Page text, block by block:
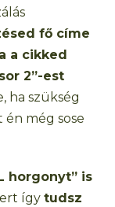
fő címe
a cikked
2”-est
ha szükség
még sose
horgonyt” is
így tudsz